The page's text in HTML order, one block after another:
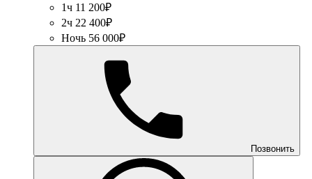
1ч 11 200₽
2ч 22 400₽
Ночь 56 000₽
Позвонить